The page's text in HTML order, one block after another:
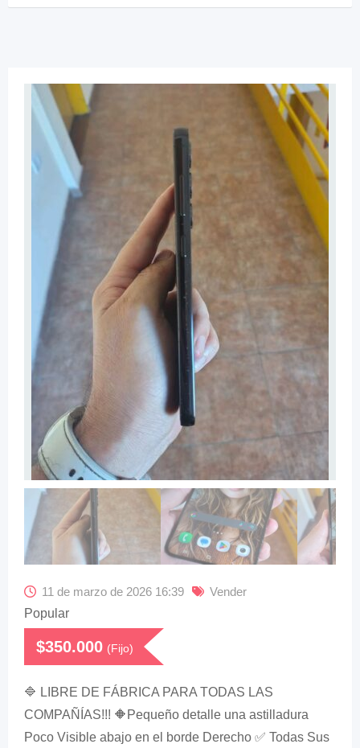
11 de marzo de 2026 16:39
Vender
Popular
$350.000 (Fijo)
🔷 LIBRE DE FÁBRICA PARA TODAS LAS
COMPAÑÍAS!!! 🔶Pequeño detalle una astilladura
Poco Visible abajo en el borde Derecho ✅ Todas Sus